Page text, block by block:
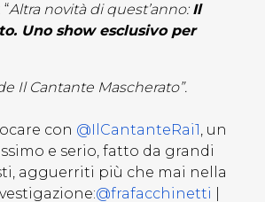
Altra novità di quest’anno: Il
Uno show esclusivo per
Il Cantante Mascherato”.
con @IlCantanteRai1, un
e serio, fatto da grandi
agguerriti più che mai nella
@frafacchinetti